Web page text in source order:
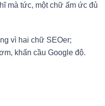
mà tức, một chữ ấm ức đủ
vì hai chữ SEOer;
khấn cầu Google độ.